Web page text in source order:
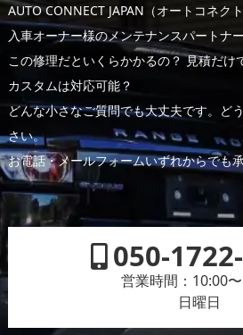
AUTO CONNECT JAPAN（オートコネク
入車オーナー様のメンテナンスパートナー
この修理だといくらかかるの？ 見積だけ
カスタムは対応可能？
どんな小さなご質問でも大丈夫です。ど
さい。
お電話・メールフォームいずれからでも承
050-
営業時間：10:00
日曜日